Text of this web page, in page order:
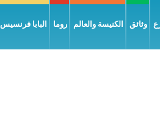
البابا فرنسيس روما الكنيسة والعالم وثائق